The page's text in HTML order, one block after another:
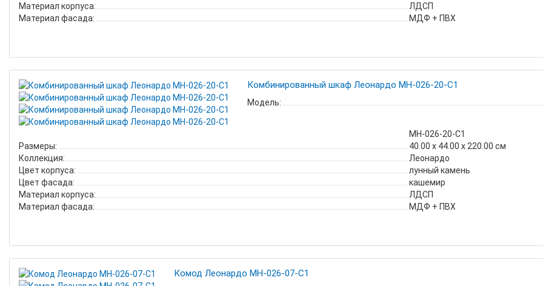
Материал корпуса:
ЛДСП
Материал фасада:
МДФ + ПВХ
Комбинированный шкаф Леонардо МН-026-20-С1
Модель:
МН-026-20-С1
Размеры:
40.00 х 44.00 х 220.00 см
Коллекция:
Леонардо
Цвет корпуса:
лунный камень
Цвет фасада:
кашемир
Материал корпуса:
ЛДСП
Материал фасада:
МДФ + ПВХ
Комод Леонардо МН-026-07-С1